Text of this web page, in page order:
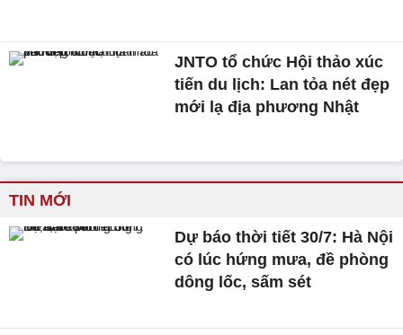
JNTO tổ chức Hội thảo xúc
tiến du lịch: Lan tỏa nét đẹp
mới lạ địa phương Nhật
TIN MỚI
Dự báo thời tiết 30/7: Hà Nội
có lúc hứng mưa, đề phòng
dông lốc, sấm sét